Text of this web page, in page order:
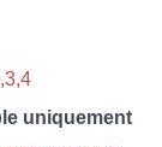
uniquement